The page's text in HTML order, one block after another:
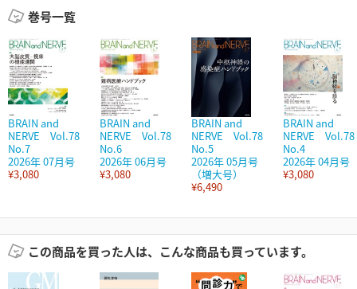
巻号一覧
BRAIN and
NERVE Vol.78
No.7
2026年 07月号
¥3,080
BRAIN and
NERVE Vol.78
No.6
2026年 06月号
¥3,080
BRAIN and
NERVE Vol.78
No.5
2026年 05月号
（増大号）
¥6,490
BRAIN and
NERVE Vol.78
No.4
2026年 04月号
¥3,080
この商品を買った人は、こんな商品も買っています。